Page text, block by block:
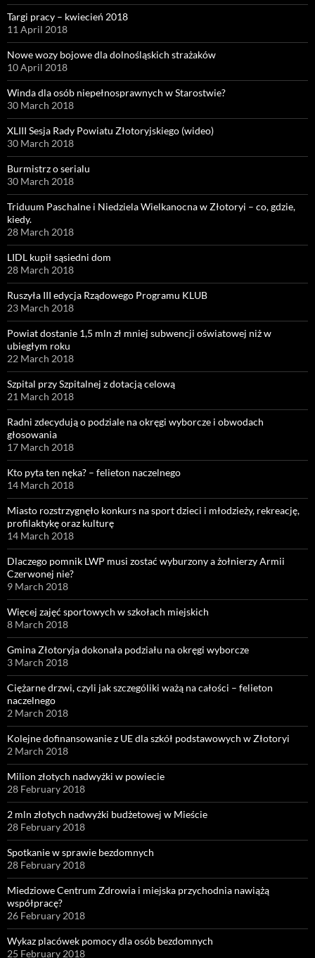
Targi pracy – kwiecień 2018
11 April 2018
Nowe wozy bojowe dla dolnośląskich strażaków
10 April 2018
Winda dla osób niepełnosprawnych w Starostwie?
30 March 2018
XLIII Sesja Rady Powiatu Złotoryjskiego (wideo)
30 March 2018
Burmistrz o serialu
30 March 2018
Triduum Paschalne i Niedziela Wielkanocna w Złotoryi – co, gdzie,
kiedy.
28 March 2018
LIDL kupił sąsiedni dom
28 March 2018
Ruszyła III edycja Rządowego Programu KLUB
23 March 2018
Powiat dostanie 1,5 mln zł mniej subwencji oświatowej niż w
ubiegłym roku
22 March 2018
Szpital przy Szpitalnej z dotacją celową
21 March 2018
Radni zdecydują o podziale na okręgi wyborcze i obwodach
głosowania
17 March 2018
Kto pyta ten nęka? – felieton naczelnego
14 March 2018
Miasto rozstrzygnęło konkurs na sport dzieci i młodzieży, rekreację,
profilaktykę oraz kulturę
14 March 2018
Dlaczego pomnik LWP musi zostać wyburzony a żołnierzy Armii
Czerwonej nie?
9 March 2018
Więcej zajęć sportowych w szkołach miejskich
8 March 2018
Gmina Złotoryja dokonała podziału na okręgi wyborcze
3 March 2018
Ciężarne drzwi, czyli jak szczególiki ważą na całości – felieton
naczelnego
2 March 2018
Kolejne dofinansowanie z UE dla szkół podstawowych w Złotoryi
2 March 2018
Milion złotych nadwyżki w powiecie
28 February 2018
2 mln złotych nadwyżki budżetowej w Mieście
28 February 2018
Spotkanie w sprawie bezdomnych
28 February 2018
Miedziowe Centrum Zdrowia i miejska przychodnia nawiążą
współpracę?
26 February 2018
Wykaz placówek pomocy dla osób bezdomnych
25 February 2018